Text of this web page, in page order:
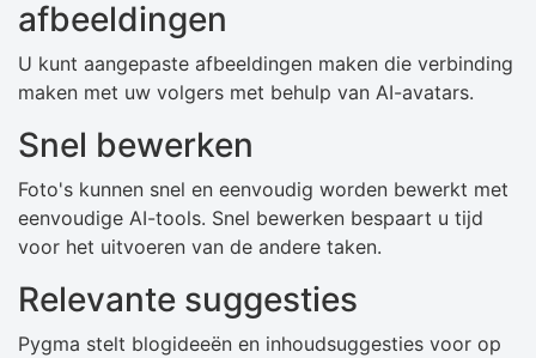
afbeeldingen
U kunt aangepaste afbeeldingen maken die verbinding
maken met uw volgers met behulp van AI-avatars.
Snel bewerken
Foto's kunnen snel en eenvoudig worden bewerkt met
eenvoudige AI-tools. Snel bewerken bespaart u tijd
voor het uitvoeren van de andere taken.
Relevante suggesties
Pygma stelt blogideeën en inhoudsuggesties voor op